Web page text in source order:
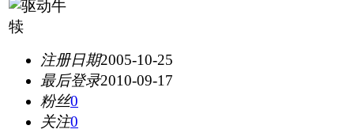
注册日期2005-10-25
最后登录2010-09-17
粉丝0
关注0